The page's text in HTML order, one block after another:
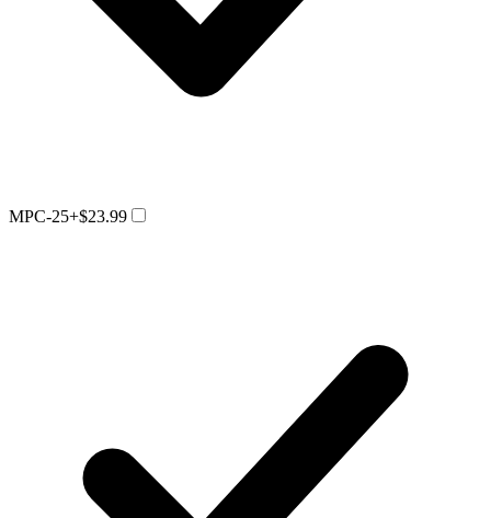
MPC-25+$23.99